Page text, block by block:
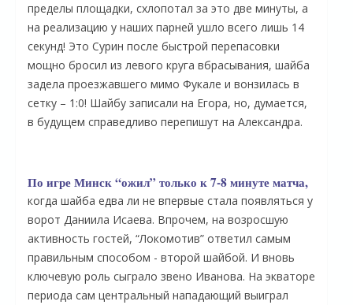
пределы площадки, схлопотал за это две минуты, а
на реализацию у наших парней ушло всего лишь 14
секунд! Это Сурин после быстрой перепасовки
мощно бросил из левого круга вбрасывания, шайба
задела проезжавшего мимо Фукале и вонзилась в
сетку – 1:0! Шайбу записали на Егора, но, думается,
в будущем справедливо перепишут на Александра.
По игре Минск “ожил” только к 7-8 минуте матча,
когда шайба едва ли не впервые стала появляться у
ворот Даниила Исаева. Впрочем, на возросшую
активность гостей, “Локомотив” ответил самым
правильным способом - второй шайбой. И вновь
ключевую роль сыграло звено Иванова. На экваторе
периода сам центральный нападающий выиграл